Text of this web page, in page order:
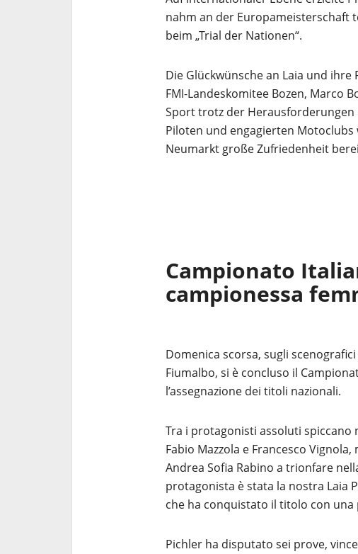
nahm an der Europameisterschaft
beim „Trial der Nationen“.
Die Glückwünsche an Laia und
FMI-Landeskomitee Bozen, Marco
Sport trotz der
Piloten und engagierten Motoclubs
Neumarkt große Zufriedenheit
Campionato
campionessa
Domenica scorsa, sugli
Fiumalbo, si è concluso il
l’assegnazione dei titoli nazionali.
Tra i protagonisti assoluti
Fabio Mazzola e Francesco
Andrea Sofia Rabino a trionfare
protagonista è stata la nostra Laia
che ha conquistato il titolo con
Pichler ha disputato sei prove,